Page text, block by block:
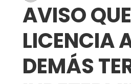
AVISO
LICENCIA
DEMÁS